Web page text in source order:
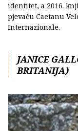
identitet, a 2016.
pjevaču Caetanu
Internazionale.
JANICE
BRITANIJA)